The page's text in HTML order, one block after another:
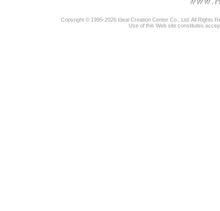
Copyright © 1995-2026 Ideal Creation Center Co., Ltd. All Rights
Use of this Web site constitutes